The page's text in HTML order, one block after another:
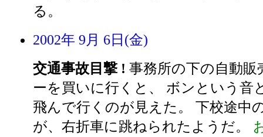
る。
2002年 9月 6日(金)
交通事故目撃 ! 事務所の下の自動販
ーを買いに行くと、 ボンという音
飛んで行くのが見えた。 下校途中
が、右折車に跳ねられたようだ。